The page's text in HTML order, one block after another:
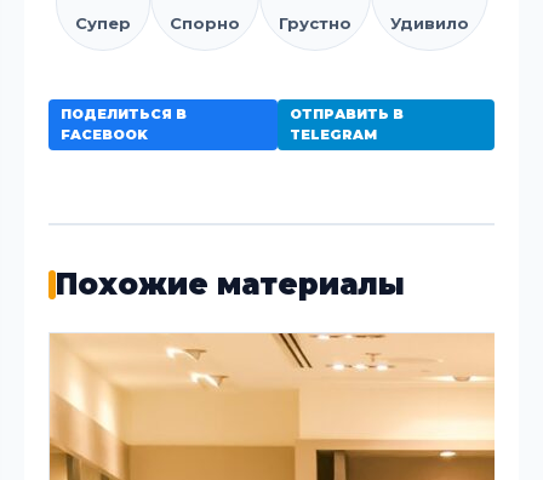
Супер Спорно Грустно Удивило
ПОДЕЛИТЬСЯ В
FACEBOOK
ОТПРАВИТЬ В
TELEGRAM
Похожие материалы